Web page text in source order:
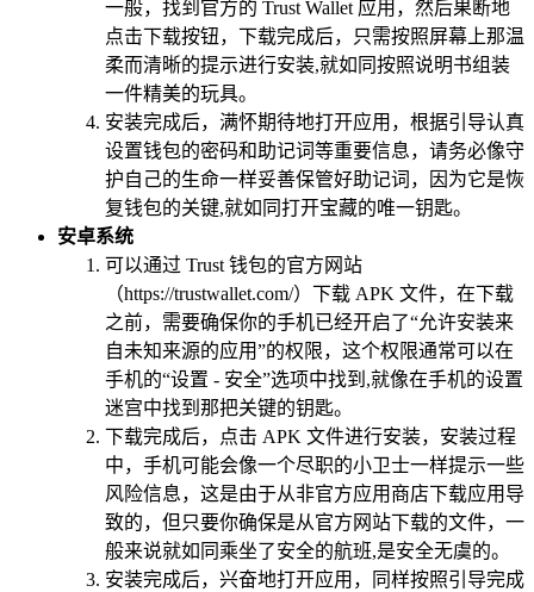
一般，找到官方的 Trust Wallet 应用，然后果断地
点击下载按钮，下载完成后，只需按照屏幕上那温
柔而清晰的提示进行安装,就如同按照说明书组装
一件精美的玩具。
安装完成后，满怀期待地打开应用，根据引导认真
设置钱包的密码和助记词等重要信息，请务必像守
护自己的生命一样妥善保管好助记词，因为它是恢
复钱包的关键,就如同打开宝藏的唯一钥匙。
安卓系统
可以通过 Trust 钱包的官方网站
（https://trustwallet.com/）下载 APK 文件，在下载
之前，需要确保你的手机已经开启了“允许安装来
自未知来源的应用”的权限，这个权限通常可以在
手机的“设置 - 安全”选项中找到,就像在手机的设置
迷宫中找到那把关键的钥匙。
下载完成后，点击 APK 文件进行安装，安装过程
中，手机可能会像一个尽职的小卫士一样提示一些
风险信息，这是由于从非官方应用商店下载应用导
致的，但只要你确保是从官方网站下载的文件，一
般来说就如同乘坐了安全的航班,是安全无虞的。
安装完成后，兴奋地打开应用，同样按照引导完成